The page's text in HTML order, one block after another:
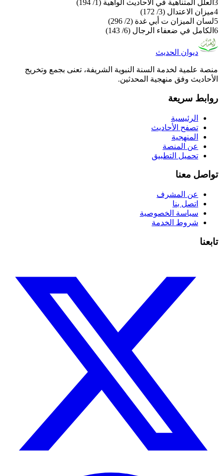
3 العلل المتناهية في الأحاديث الواهية (1/ 194)
4ميزان الاعتدال (3/ 172)
5لسان الميزان ت أبي غدة (2/ 296)
6 الكامل في ضعفاء الرجال (6/ 143)
ديوان الحديث
منصة علمية لخدمة السنة النبوية الشريفة، تعنى بجمع وتخريج
الأحاديث وفق منهجية المحدثين.
روابط سريعة
الرئيسية
تصفح الأحاديث
المنهجية
عن المنصة
تحميل التطبيق
تواصل معنا
عن المشرف
اتصل بنا
سياسة الخصوصية
شروط الخدمة
تابعنا